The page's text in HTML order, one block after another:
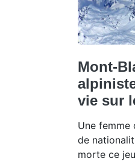
Mont-
vie sur
Une femme
de
morte ce